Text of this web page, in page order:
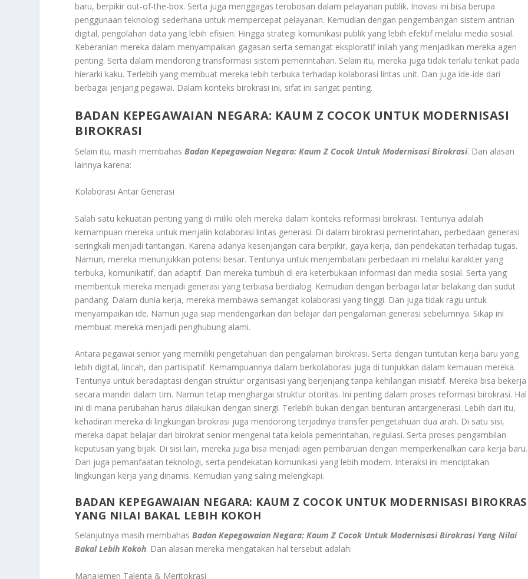
baru, berpikir out-of-the-box. Serta juga menggagas terobosan dalam pelayanan publik. Inovasi ini bisa berupa
penggunaan teknologi sederhana untuk mempercepat pelayanan. Kemudian dengan pengembangan sistem antrian
digital, pengolahan data yang lebih efisien. Hingga strategi komunikasi publik yang lebih efektif melalui media sosial.
Keberanian mereka dalam menyampaikan gagasan serta semangat eksploratif inilah yang menjadikan mereka agen
penting. Serta dalam mendorong transformasi sistem pemerintahan. Selain itu, mereka juga tidak terlalu terikat pada
hierarki kaku. Terlebih yang membuat mereka lebih terbuka terhadap kolaborasi lintas unit. Dan juga ide-ide dari
berbagai jenjang pegawai. Dalam konteks birokrasi ini, sifat ini sangat penting.
BADAN KEPEGAWAIAN NEGARA: KAUM Z COCOK UNTUK MODERNISASI
BIROKRASI
Selain itu, masih membahasBadan Kepegawaian Negara: Kaum Z Cocok Untuk Modernisasi Birokrasi. Dan alasan
lainnya karena:
Kolaborasi Antar Generasi
Salah satu kekuatan penting yang di miliki oleh mereka dalam konteks reformasi birokrasi. Tentunya adalah
kemampuan mereka untuk menjalin kolaborasi lintas generasi. Di dalam birokrasi pemerintahan, perbedaan generasi
seringkali menjadi tantangan. Karena adanya kesenjangan cara berpikir, gaya kerja, dan pendekatan terhadap tugas.
Namun, mereka menunjukkan potensi besar. Tentunya untuk menjembatani perbedaan ini melalui karakter yang
terbuka, komunikatif, dan adaptif. Dan mereka tumbuh di era keterbukaan informasi dan media sosial. Serta yang
membentuk mereka menjadi generasi yang terbiasa berdialog. Kemudian dengan berbagai latar belakang dan sudut
pandang. Dalam dunia kerja, mereka membawa semangat kolaborasi yang tinggi. Dan juga tidak ragu untuk
menyampaikan ide. Namun juga siap mendengarkan dan belajar dari pengalaman generasi sebelumnya. Sikap ini
membuat mereka menjadi penghubung alami.
Antara pegawai senior yang memiliki pengetahuan dan pengalaman birokrasi. Serta dengan tuntutan kerja baru yang
lebih digital, lincah, dan partisipatif. Kemampuannya dalam berkolaborasi juga di tunjukkan dalam kemauan mereka.
Tentunya untuk beradaptasi dengan struktur organisasi yang berjenjang tanpa kehilangan inisiatif. Mereka bisa bekerja
secara mandiri dalam tim. Namun tetap menghargai struktur otoritas. Ini penting dalam proses reformasi birokrasi. Hal
ini di mana perubahan harus dilakukan dengan sinergi. Terlebih bukan dengan benturan antargenerasi. Lebih dari itu,
kehadiran mereka di lingkungan birokrasi juga mendorong terjadinya transfer pengetahuan dua arah. Di satu sisi,
mereka dapat belajar dari birokrat senior mengenai tata kelola pemerintahan, regulasi. Serta proses pengambilan
keputusan yang bijak. Di sisi lain, mereka juga bisa menjadi agen pembaruan dengan memperkenalkan cara kerja baru.
Dan juga pemanfaatan teknologi, serta pendekatan komunikasi yang lebih modern. Interaksi ini menciptakan
lingkungan kerja yang dinamis. Kemudian yang saling melengkapi.
BADAN KEPEGAWAIAN NEGARA: KAUM Z COCOK UNTUK MODERNISASI
YANG NILAI BAKAL LEBIH KOKOH
Selanjutnya masih membahasBadan Kepegawaian Negara: Kaum Z Cocok Untuk Modernisasi Birokrasi Yang Nilai
Bakal Lebih Kokoh. Dan alasan mereka mengatakan hal tersebut adalah:
Manajemen Talenta & Meritokrasi